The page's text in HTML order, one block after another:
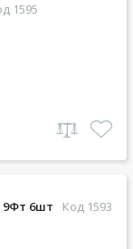
1595
9Фт 6шт Код 1593